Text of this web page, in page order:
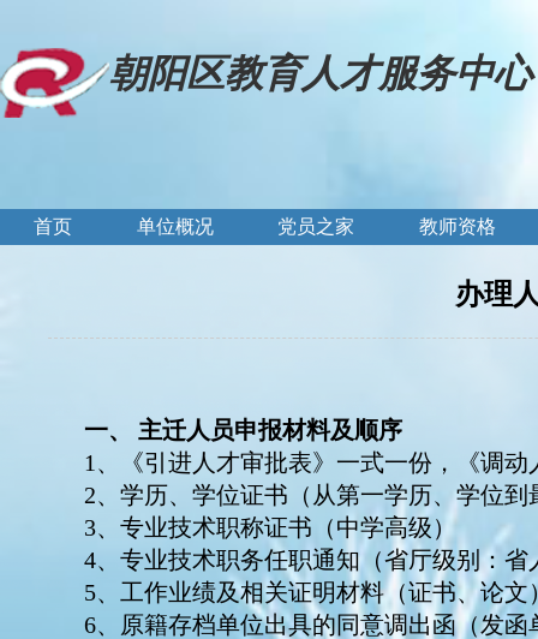
朝阳区教育人才服务中心
首页 单位概况 党员之家 教师资格
办理
一、
主迁人员申报材料及顺序
1、《引进人才审批表》一式一份，《调
2、学历、学位证书（从第一学历、学位
3、专业技术职称证书（中学高级）
4、专业技术职务任职通知（省厅级别：
5、工作业绩及相关证明材料（证书、论
6、原籍存档单位出具的同意调出函（发